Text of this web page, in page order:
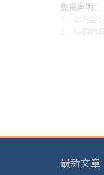
免责声明：
最新文章